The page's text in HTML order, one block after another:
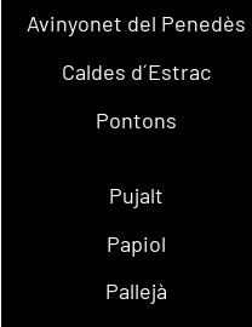
Avinyonet del Penedès
Caldes d´Estrac
Pontons
Pujalt
Papiol
Pallejà